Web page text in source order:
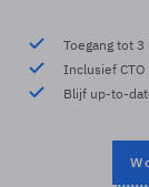
Toegang tot 3
Inclusief
Blijf up-to-